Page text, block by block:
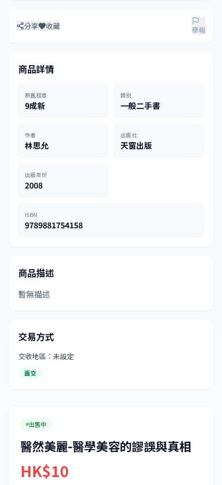
分享 收藏 舉報
商品詳情
新舊程度
9成新
類別
一般二手書
作者
林思允
出版社
天窗出版
出版年份
2008
ISBN
9789881754158
商品描述
暫無描述
交易方式
交收地區：未設定
面交
出售中
醫然美麗-醫學美容的謬誤與真相
HK$10